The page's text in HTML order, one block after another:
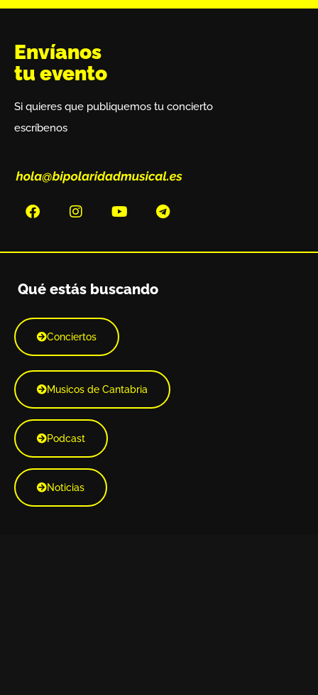
Envíanos
tu evento
Si quieres que publiquemos tu concierto
escríbenos
Qué estás buscando
Conciertos
Musicos de Cantabria
Podcast
Noticias